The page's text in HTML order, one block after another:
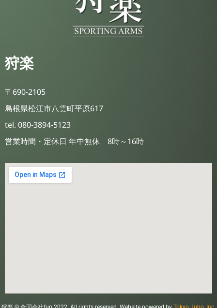
狩楽
〒690-2105
島根県松江市八雲町平原617
tel. 080-3894-5123
営業時間・定休日 年中無休 8時～16時